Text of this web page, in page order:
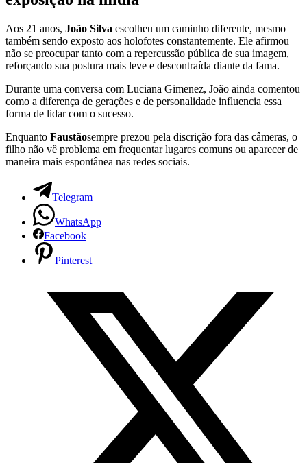
Aos 21 anos, João Silva escolheu um caminho diferente, mesmo
também sendo exposto aos holofotes constantemente. Ele afirmou
não se preocupar tanto com a repercussão pública de sua imagem,
reforçando sua postura mais leve e descontraída diante da fama.
Durante uma conversa com Luciana Gimenez, João ainda comentou
como a diferença de gerações e de personalidade influencia essa
forma de lidar com o sucesso.
Enquanto Faustãosempre prezou pela discrição fora das câmeras, o
filho não vê problema em frequentar lugares comuns ou aparecer de
maneira mais espontânea nas redes sociais.
Telegram
WhatsApp
Facebook
Pinterest